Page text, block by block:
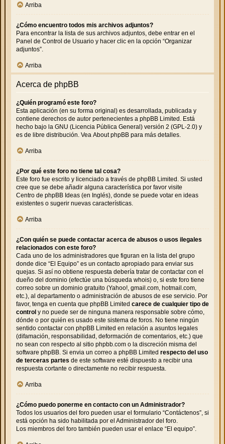
Arriba
¿Cómo encuentro todos mis archivos adjuntos?
Para encontrar la lista de sus archivos adjuntos, debe entrar en el
Panel de Control de Usuario y hacer clic en la opción “Organizar
adjuntos”.
Arriba
Acerca de phpBB
¿Quién programó este foro?
Esta aplicación (en su forma original) es desarrollada, publicada y
contiene derechos de autor pertenecientes a phpBB Limited . Está
hecho bajo la GNU (Licencia Pública General) versión 2 (GPL-2.0) y
es de libre distribución. Vea About phpBB para más detalles.
Arriba
¿Por qué este foro no tiene tal cosa?
Este foro fue escrito y licenciado a través de phpBB Limited. Si usted
cree que se debe añadir alguna característica por favor visite
Centro de phpBB Ideas (en Inglés), donde se puede votar en ideas
existentes o sugerir nuevas características.
Arriba
¿Con quién se puede contactar acerca de abusos o usos ilegales
relacionados con este foro?
Cada uno de los administradores que figuran en la lista del grupo
donde dice “El Equipo” es un contacto apropiado para enviar sus
quejas. Si así no obtiene respuesta debería tratar de contactar con el
dueño del dominio (efectúe una búsqueda whois) o, si este foro tiene
correo sobre un dominio gratuito (Yahoo!, gmail.com, hotmail.com,
etc.), al departamento o administración de abusos de ese servicio. Por
favor, tenga en cuenta que phpBB Limited carece de cualquier tipo de
control y no puede ser de ninguna manera responsable sobre cómo,
dónde o por quién es usado este sistema de foros. No tiene ningún
sentido contactar con phpBB Limited en relación a asuntos legales
(difamación, responsabilidad, deformación de comentarios, etc.) que
no sean con respecto al sitio phpbb.com o la discreción misma del
software phpBB. Si envia un correo a phpBB Limited respecto del uso
de terceras partes de este software esté dispuesto a recibir una
respuesta cortante o directamente no recibir respuesta.
Arriba
¿Cómo puedo ponerme en contacto con un Administrador?
Todos los usuarios del foro pueden usar el formulario “Contáctenos”, si
está opción ha sido habilitada por el Administrador del foro.
Los miembros del foro también pueden usar el enlace “El equipo”.